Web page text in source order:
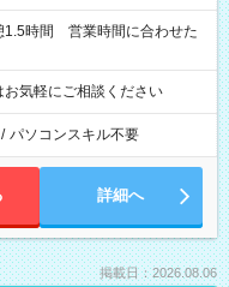
気軽にご相談ください
/ パソコンスキル不要
詳細へ
掲載日：2026.08.06